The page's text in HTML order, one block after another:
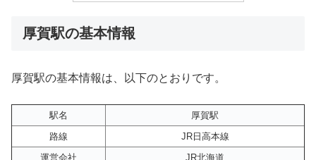
厚賀駅の基本情報
厚賀駅の基本情報は、以下のとおりです。
駅名
厚賀駅
路線
JR日高本線
運営会社
JR北海道